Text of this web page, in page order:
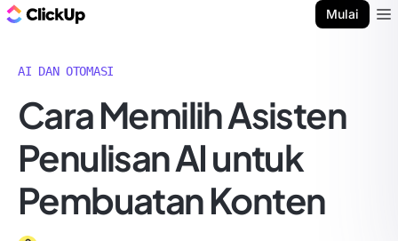
Mulai
AI DAN OTOMASI
Cara Memilih Asisten
Penulisan AI untuk
Pembuatan Konten